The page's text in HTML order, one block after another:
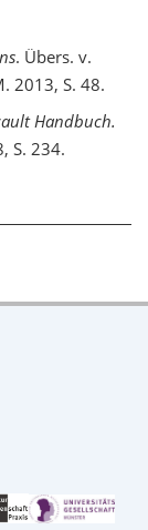
. Übers. v.
2013, S. 48.
Handbuch.
S. 234.